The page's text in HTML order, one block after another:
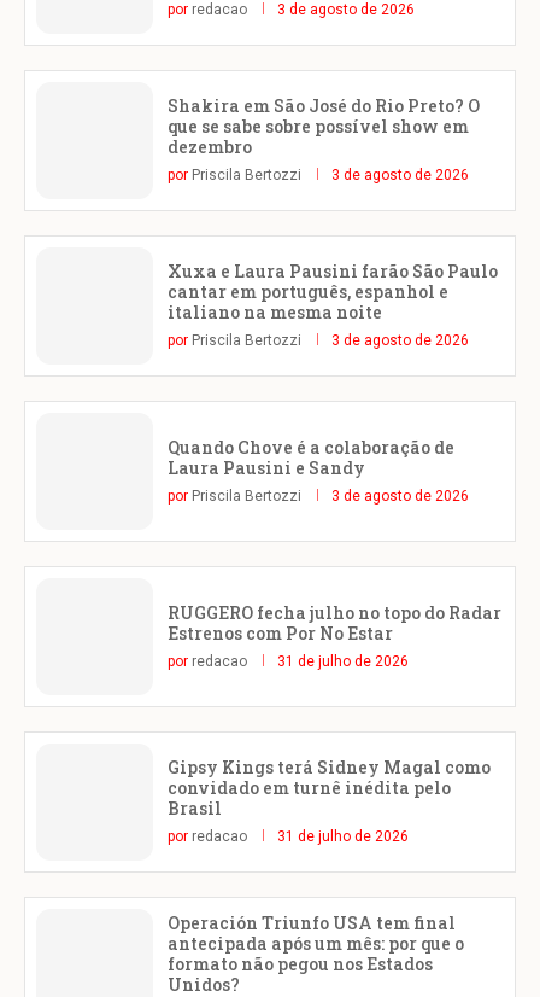
por redacao 3 de agosto de 2026
Shakira em São José do Rio Preto? O
que se sabe sobre possível show em
dezembro
por Priscila Bertozzi 3 de agosto de 2026
Xuxa e Laura Pausini farão São Paulo
cantar em português, espanhol e
italiano na mesma noite
por Priscila Bertozzi 3 de agosto de 2026
Quando Chove é a colaboração de
Laura Pausini e Sandy
por Priscila Bertozzi 3 de agosto de 2026
RUGGERO fecha julho no topo do Radar
Estrenos com Por No Estar
por redacao 31 de julho de 2026
Gipsy Kings terá Sidney Magal como
convidado em turnê inédita pelo
Brasil
por redacao 31 de julho de 2026
Operación Triunfo USA tem final
antecipada após um mês: por que o
formato não pegou nos Estados
Unidos?